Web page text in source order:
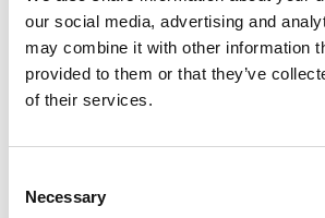
our social media, advertising and
may combine it with other information
provided to them or that they’ve
of their services.
Selection
Necessary